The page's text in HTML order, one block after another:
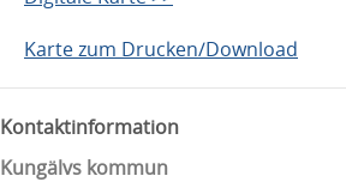
Karte zum Drucken/Download
Kontaktinformation
Kungälvs kommun